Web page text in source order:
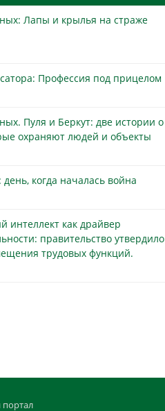
Лапы и крылья на страже
Профессия под прицелом
Пуля и Беркут: две истории о
охраняют людей и объекты
когда началась война
интеллект как драйвер
правительство утвердило
трудовых функций.